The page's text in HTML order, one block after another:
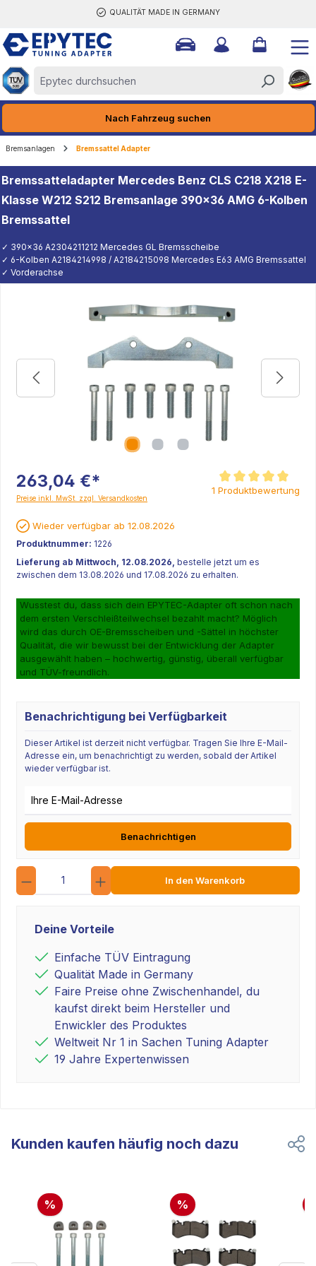
QUALITÄT MADE IN GERMANY
Nach Fahrzeug suchen
Bremsanlagen Bremssattel Adapter
Bremssatteladapter Mercedes Benz CLS C218 X218 E-
Klasse W212 S212 Bremsanlage 390x36 AMG 6-Kolben
Bremssattel
✓ 390x36 A2304211212 Mercedes GL Bremsscheibe
✓ 6-Kolben A2184214998 / A2184215098 Mercedes E63 AMG Bremssattel
✓ Vorderachse
263,04 €*
Preise inkl. MwSt. zzgl. Versandkosten
Durchschnittliche
1 Produktbewertung
Wieder verfügbar ab 12.08.2026
Produktnummer: 1226
Lieferung ab Mittwoch, 12.08.2026, bestelle jetzt um es
zwischen dem 13.08.2026 und 17.08.2026 zu erhalten.
Wusstest du, dass sich dein EPYTEC-Adapter oft schon nach
dem ersten Verschleißteilwechsel bezahlt macht? Möglich
wird das durch OE-Bremsscheiben und -Sättel in höchster
Qualität, die wir bewusst bei der Entwicklung der Adapter
ausgewählt haben – hochwertig, günstig, überall verfügbar
und TÜV-freundlich.
Benachrichtigung bei Verfügbarkeit
Dieser Artikel ist derzeit nicht verfügbar. Tragen Sie Ihre E-Mail-
Adresse ein, um benachrichtigt zu werden, sobald der Artikel
wieder verfügbar ist.
Benachrichtigen
Anzahl
In den Warenkorb
Deine Vorteile
Einfache TÜV Eintragung
Qualität Made in Germany
Faire Preise ohne Zwischenhandel, du
kaufst direkt beim Hersteller und
Enwickler des Produktes
Weltweit Nr 1 in Sachen Tuning Adapter
19 Jahre Expertenwissen
Kunden kaufen häufig noch dazu
% %